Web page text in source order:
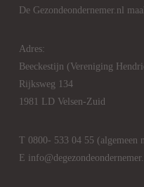
De Gezondeondernemer.nl
Adres:
Beeckestijn (Vereniging
Rijksweg 134
1981 LD Velsen-Zuid
T 0800- 533 04 55 (algemeen
E